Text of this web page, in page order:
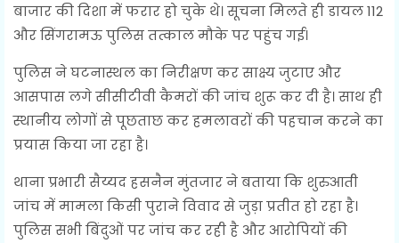
बाजार की दिशा में फरार हो चुके थे। सूचना मिलते ही डायल 112
और सिंगरामऊ पुलिस तत्काल मौके पर पहुंच गई।
पुलिस ने घटनास्थल का निरीक्षण कर साक्ष्य जुटाए और
आसपास लगे सीसीटीवी कैमरों की जांच शुरू कर दी है। साथ ही
स्थानीय लोगों से पूछताछ कर हमलावरों की पहचान करने का
प्रयास किया जा रहा है।
थाना प्रभारी सैय्यद हसनैन मुंतजार ने बताया कि शुरुआती
जांच में मामला किसी पुराने विवाद से जुड़ा प्रतीत हो रहा है।
पुलिस सभी बिंदुओं पर जांच कर रही है और आरोपियों की